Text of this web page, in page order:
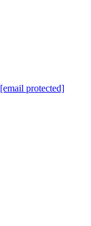
[email protected]